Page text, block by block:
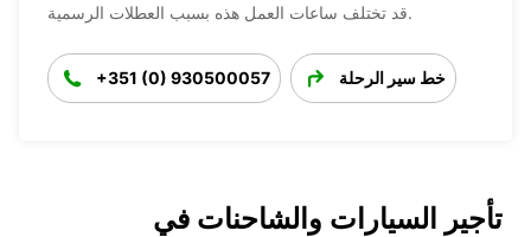
قد تختلف ساعات العمل هذه بسبب العطلات الرسمية.
+351 (0) 930500057 خط سير الرحلة
تأجير السيارات والشاحنات في